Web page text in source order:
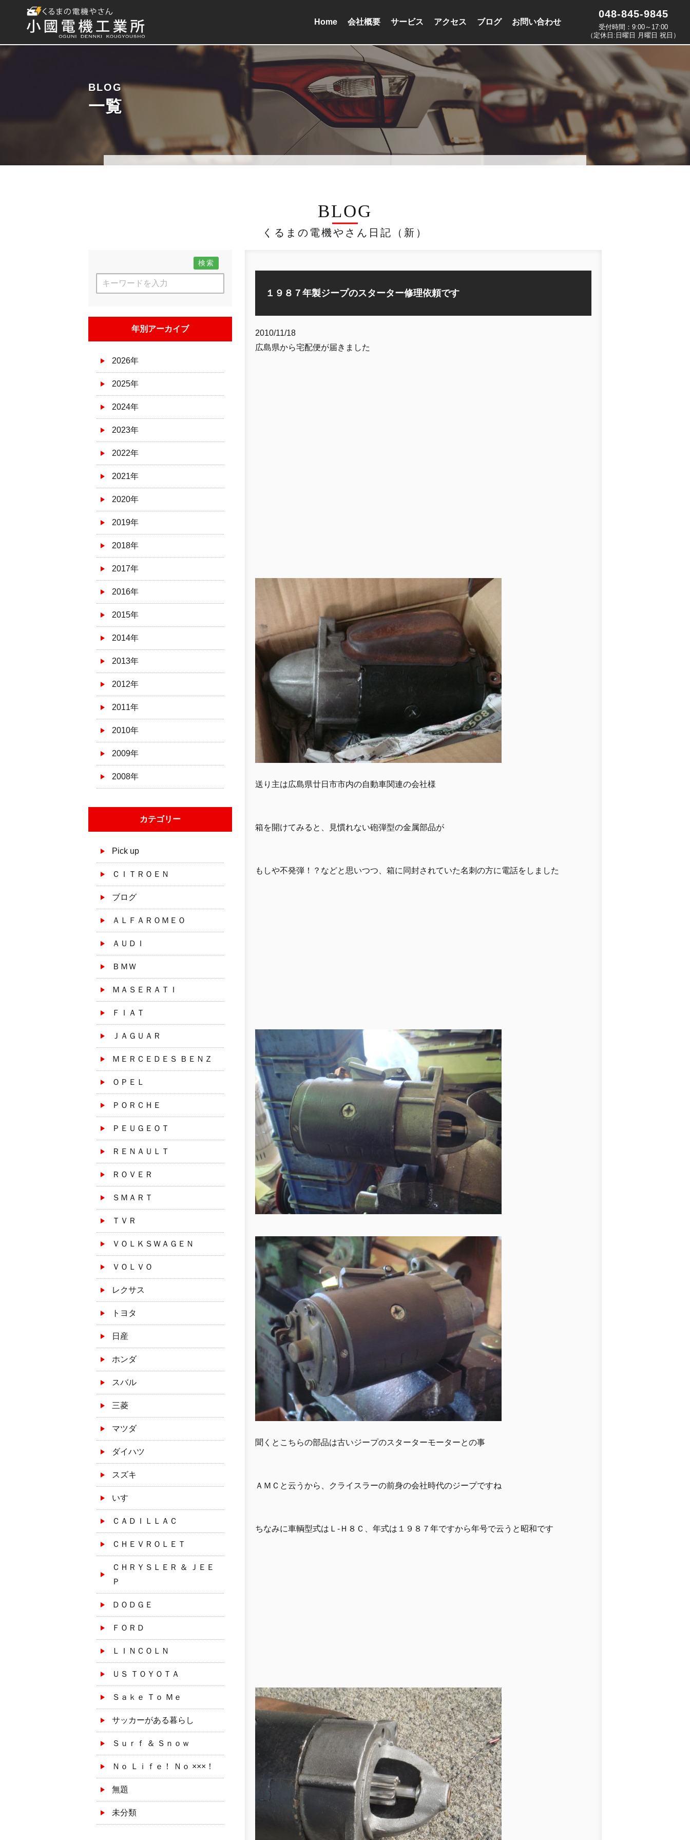
Home 会社概要 サービス アクセス ブログ お問い合わせ
048-845-9845
受付時間：9:00～17:00
（定休日:日曜日 月曜日 祝日）
BLOG
一覧
BLOG
くるまの電機やさん日記（新）
検索
年別アーカイブ
2026年
2025年
2024年
2023年
2022年
2021年
2020年
2019年
2018年
2017年
2016年
2015年
2014年
2013年
2012年
2011年
2010年
2009年
2008年
カテゴリー
Pick up
ＣＩＴＲＯＥＮ
ブログ
ＡＬＦＡＲＯＭＥＯ
ＡＵＤＩ
ＢＭＷ
ＭＡＳＥＲＡＴＩ
ＦＩＡＴ
ＪＡＧＵＡＲ
ＭＥＲＣＥＤＥＳ ＢＥＮＺ
ＯＰＥＬ
ＰＯＲＣＨＥ
ＰＥＵＧＥＯＴ
ＲＥＮＡＵＬＴ
ＲＯＶＥＲ
ＳＭＡＲＴ
ＴＶＲ
ＶＯＬＫＳＷＡＧＥＮ
ＶＯＬＶＯ
レクサス
トヨタ
日産
ホンダ
スバル
三菱
マツダ
ダイハツ
スズキ
いすゞ
ＣＡＤＩＬＬＡＣ
ＣＨＥＶＲＯＬＥＴ
ＣＨＲＹＳＬＥＲ ＆ ＪＥＥ
Ｐ
ＤＯＤＧＥ
ＦＯＲＤ
ＬＩＮＣＯＬＮ
ＵＳ ＴＯＹＯＴＡ
Ｓａｋｅ Ｔｏ Ｍｅ
サッカーがある暮らし
Ｓｕｒｆ ＆ Ｓｎｏｗ
Ｎｏ Ｌｉｆｅ！ Ｎｏ ×××！
無題
未分類
１９８７年製ジープのスターター修理依頼です
2010/11/18
広島県から宅配便が届きました
送り主は広島県廿日市市内の自動車関連の会社様
箱を開けてみると、見慣れない砲弾型の金属部品が
もしや不発弾！？などと思いつつ、箱に同封されていた名刺の方に電話をしました
聞くとこちらの部品は古いジープのスターターモーターとの事
ＡＭＣと云うから、クライスラーの前身の会社時代のジープですね
ちなみに車輌型式はＬ-Ｈ８Ｃ、年式は１９８７年ですから年号で云うと昭和です